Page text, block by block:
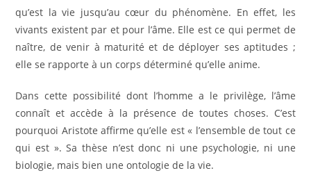
qu’est la vie jusqu’au cœur du phénomène. En effet, les
vivants existent par et pour l’âme. Elle est ce qui permet de
naître, de venir à maturité et de déployer ses aptitudes ;
elle se rapporte à un corps déterminé qu’elle anime.
Dans cette possibilité dont l’homme a le privilège, l’âme
connaît et accède à la présence de toutes choses. C’est
pourquoi Aristote affirme qu’elle est « l’ensemble de tout ce
qui est ». Sa thèse n’est donc ni une psychologie, ni une
biologie, mais bien une ontologie de la vie.